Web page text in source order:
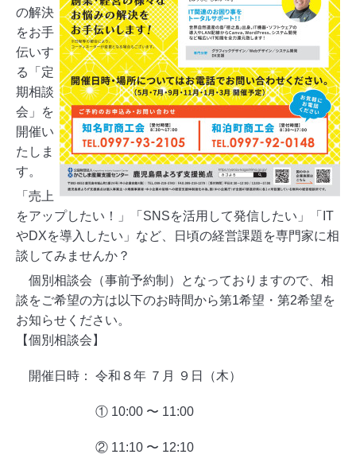
の解決
をお手
伝いす
る「定
期相談
会」を
開催い
たしま
す。
「売上
をアップしたい！」「SNSを活用して発信したい」「IT
やDXを導入したい」など、日頃の経営課題を専門家に相
談してみませんか？
個別相談会（事前予約制）となっておりますので、相
談をご希望の方は以下のお時間から第1希望・第2希望を
お知らせください。
【個別相談会】
開催日時： 令和８年 ７月 ９日（木）
① 10:00 〜 11:00
② 11:10 〜 12:10